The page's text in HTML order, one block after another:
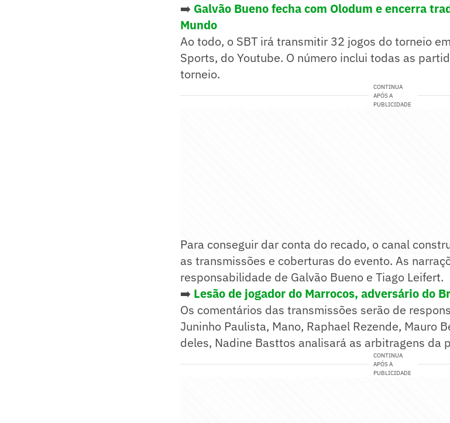
➡️ Galvão Bueno fecha com Olodum e encerra
Mundo
Ao todo, o SBT irá transmitir 32 jogos do torneio
Sports, do Youtube. O número inclui todas as
torneio.
CONTINUA
APÓS A
PUBLICIDADE
Para conseguir dar conta do recado, o canal
as transmissões e coberturas do evento. As
responsabilidade de Galvão Bueno e Tiago Leifert.
➡️ Lesão de jogador do Marrocos, adversário do
Os comentários das transmissões serão de
Juninho Paulista, Mano, Raphael Rezende, Mauro
deles, Nadine Basttos analisará as arbitragens da
CONTINUA
APÓS A
PUBLICIDADE